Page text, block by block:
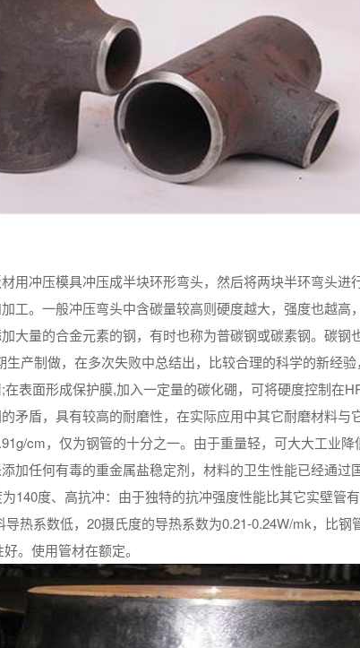
用冲压模具冲压成半块环形弯头，然后将两块半环弯头进
工。一般冲压弯头中含碳量较高则硬度越大，强度也越高
大量的合金元素的钢，有时也称为普碳钢或碳素钢。碳钢
产制做，在多次失败中总结出，比较合理的科学的新经
表面形成保护膜,加入一定量的碳化硼，可将硬度控制在
矛盾，具有较高的耐磨性，在实际应用中其它耐磨材料与
cm，仅为钢管的十分之一。由于重量轻，可大大工业
加任何有毒的重金属盐稳定剂，材料的卫生性能已经通过
140度、高抗冲：由于独特的抗冲强度性能比其它实壁管
热系数低，20摄氏度的导热系数为0.21-0.24W/mk，比钢
。使用管材在额定。